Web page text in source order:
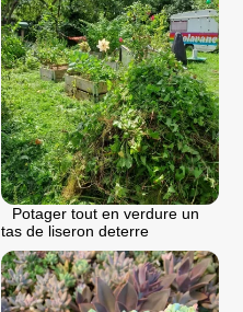
Potager tout en verdure un
tas de liseron deterre